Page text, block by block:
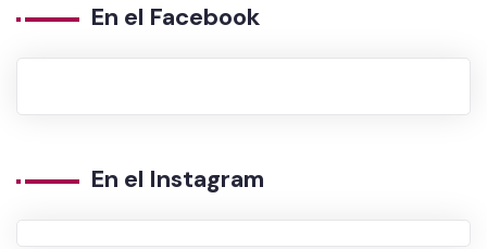
En el Facebook
En el Instagram